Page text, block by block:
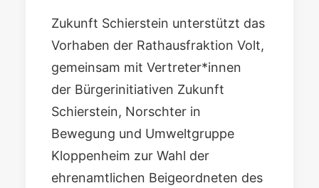
Zukunft Schierstein unterstützt das
Vorhaben der Rathausfraktion Volt,
gemeinsam mit Vertreter*innen
der Bürgerinitiativen Zukunft
Schierstein, Norschter in
Bewegung und Umweltgruppe
Kloppenheim zur Wahl der
ehrenamtlichen Beigeordneten des